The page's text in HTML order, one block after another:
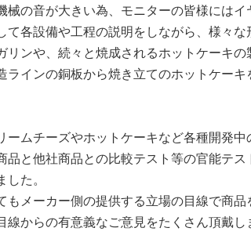
械の音が大きい為、モニターの皆様にはイ
て各設備や工程の説明をしながら、様々な
リンや、続々と焼成されるホットケーキの
ラインの銅板から焼き立てのホットケー
ムチーズやホットケーキなど各種開発
品と他社商品との比較テスト等の官能テ
た。
メーカー側の提供する立場の目線で商品
線からの有意義なご意見をたくさん頂戴し